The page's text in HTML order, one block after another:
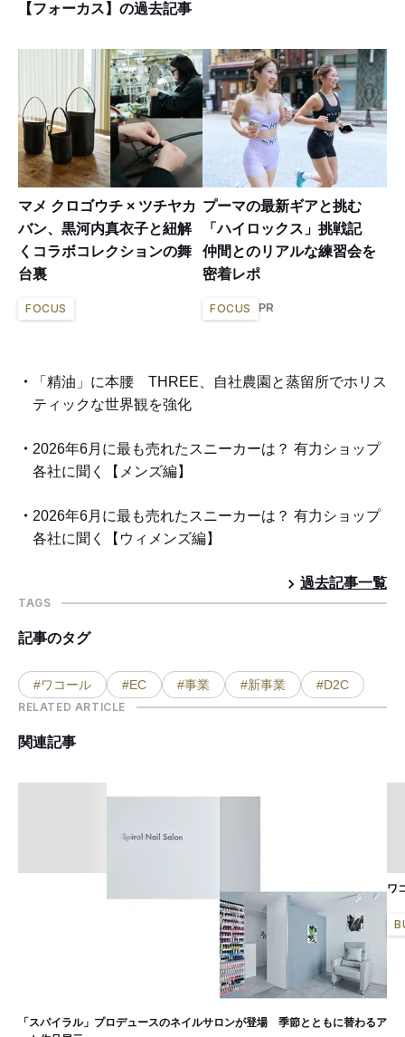
【フォーカス】の過去記事
マメ クロゴウチ × ツチヤカ
バン、黒河内真衣子と紐解
くコラボコレクションの舞
台裏
FOCUS
プーマの最新ギアと挑む
「ハイロックス」挑戦記
仲間とのリアルな練習会を
密着レポ
FOCUS PR
「精油」に本腰 THREE、自社農園と蒸留所でホリス
ティックな世界観を強化
2026年6月に最も売れたスニーカーは？ 有力ショップ
各社に聞く【メンズ編】
2026年6月に最も売れたスニーカーは？ 有力ショップ
各社に聞く【ウィメンズ編】
過去記事一覧
TAGS
記事のタグ
#ワコール #EC #事業 #新事業 #D2C
RELATED ARTICLE
関連記事
「スパイラル」プロデュースのネイルサロンが登場 季節とともに替わるア
ワ